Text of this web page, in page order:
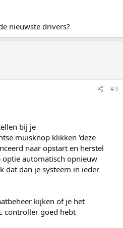
nieuwste drivers?
#3
bij je
muisknop klikken 'deze
naar opstart en herstel
optie automatisch opnieuw
dat dan je systeem in ieder
kijken of je het
controller goed hebt